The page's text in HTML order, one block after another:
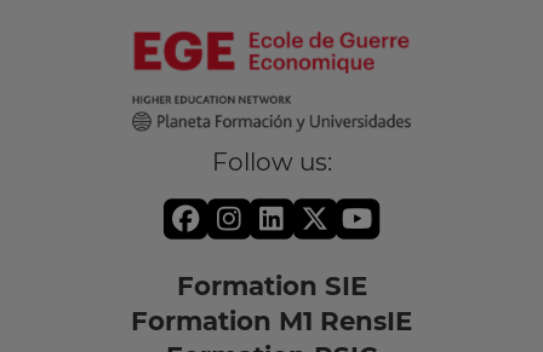
Follow us:
Formation SIE
Formation M1 RensIE